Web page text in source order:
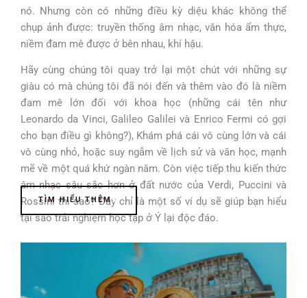
nó. Nhưng còn có những điều kỳ diệu khác không thể
chụp ảnh được: truyền thống âm nhạc, văn hóa ẩm thực,
niềm đam mê được ở bên nhau, khí hậu.
Hãy cùng chúng tôi quay trở lại một chút với những sự
giàu có mà chúng tôi đã nói đến và thêm vào đó là niềm
đam mê lớn đối với khoa học (những cái tên như
Leonardo da Vinci, Galileo Galilei và Enrico Fermi có gợi
cho bạn điều gì không?), Khám phá cái vô cùng lớn và cái
vô cùng nhỏ, hoặc suy ngẫm về lịch sử và văn học, mạnh
mẽ về một quá khứ ngàn năm. Còn việc tiếp thu kiến thức
âm nhạc sâu sắc hơn ở đất nước của Verdi, Puccini và
Rossini thì sao? Đây chỉ là một số ví dụ sẽ giúp bạn hiểu
tại sao trải nghiệm học tập ở Ý lại độc đáo.
TÌM HIỂU THÊM